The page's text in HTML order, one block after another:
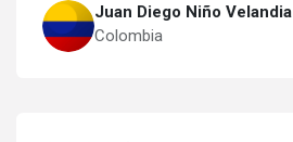
Juan Diego Niño Velandia
Colombia